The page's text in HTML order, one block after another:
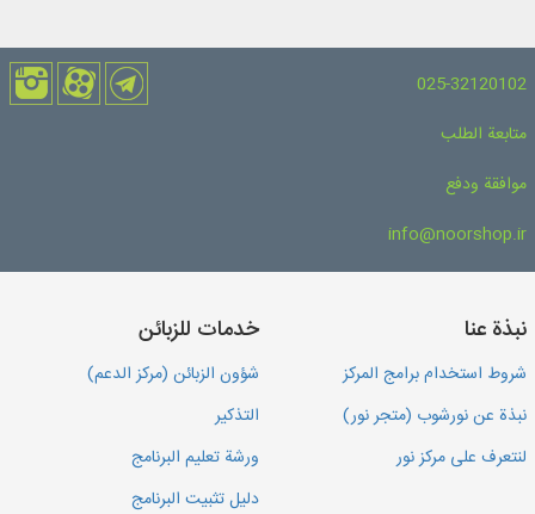
025-32120102
متابعة الطلب
موافقة ودفع
info@noorshop.ir
نبذة عنا
شروط استخدام برامج المركز
نبذة عن نورشوب (متجر نور)
لنتعرف على مركز نور
خدمات للزبائن
شؤون الزبائن (مركز الدعم)
التذكير
ورشة تعليم البرنامج
دليل تثبيت البرنامج